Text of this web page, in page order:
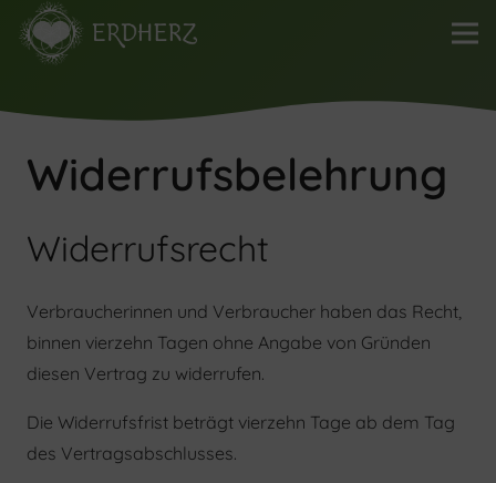
Widerrufsbelehrung
Widerrufsrecht
Verbraucherinnen und Verbraucher haben das Recht,
binnen vierzehn Tagen ohne Angabe von Gründen
diesen Vertrag zu widerrufen.
Die Widerrufsfrist beträgt vierzehn Tage ab dem Tag
des Vertragsabschlusses.